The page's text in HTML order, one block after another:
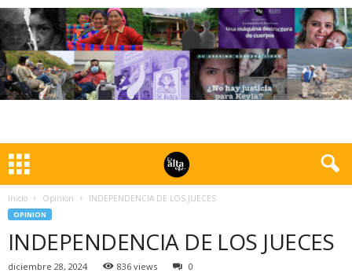
Inicio Opinion INDEPENDENCIA DE LOS JUECES
OPINION
INDEPENDENCIA DE LOS JUECES
diciembre 28, 2024 836 views 0